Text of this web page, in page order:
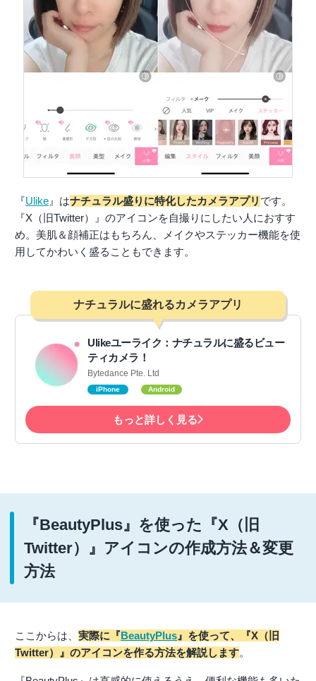
『Ulike 』はナチュラル盛りに特化したカメラアプリ です。
『X（旧Twitter）』のアイコンを自撮りにしたい人におすす
め。美肌＆顔補正はもちろん、メイクやステッカー機能を使
用してかわいく盛ることもできます。
ナチュラルに盛れるカメラアプリ
Ulikeユーライク：ナチュラルに盛るビュー
ティカメラ！
Bytedance Pte. Ltd
iPhone Android
もっと詳しく見る
『BeautyPlus』を使った『X（旧
Twitter）』アイコンの作成方法＆変更
方法
ここからは、 実際に『BeautyPlus 』を使って、『X（旧
Twitter）』のアイコンを作る方法を解説します。